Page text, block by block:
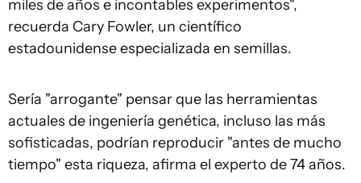
miles de años e incontables experimentos",
recuerda Cary Fowler, un científico
estadounidense especializada en semillas.
Sería "arrogante" pensar que las herramientas
actuales de ingeniería genética, incluso las más
sofisticadas, podrían reproducir "antes de mucho
tiempo" esta riqueza, afirma el experto de 74 años.